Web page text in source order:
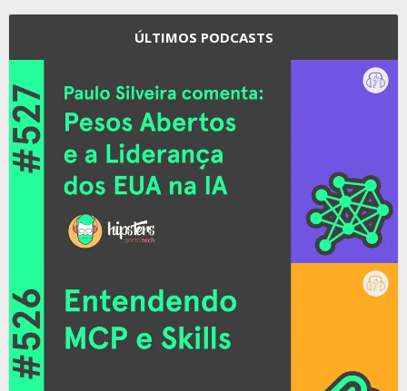
ÚLTIMOS PODCASTS